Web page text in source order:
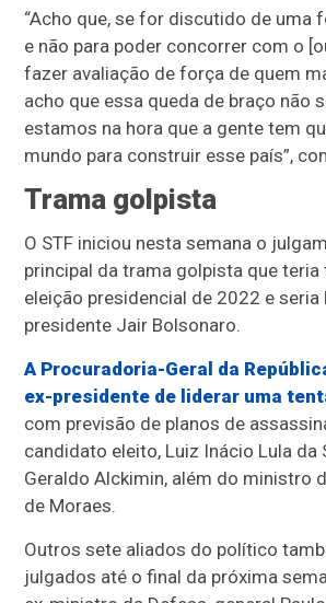
“Acho que, se for discutido de uma
e não para poder concorrer com o
fazer avaliação de força de quem
acho que essa queda de braço não
estamos na hora que a gente tem
mundo para construir esse país”,
Trama golpista
O STF iniciou nesta semana o
principal da trama golpista que teria
eleição presidencial de 2022 e seria
presidente Jair Bolsonaro.
A Procuradoria-Geral da
ex-presidente de liderar uma
com previsão de planos de
candidato eleito, Luiz Inácio Lula da
Geraldo Alckimin, além do ministro
de Moraes.
Outros sete aliados do político
julgados até o final da próxima